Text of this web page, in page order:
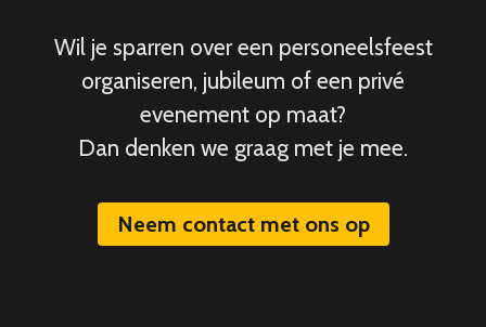
Wil je sparren over een personeelsfeest
organiseren, jubileum of een privé
evenement op maat?
Dan denken we graag met je mee.
Neem contact met ons op